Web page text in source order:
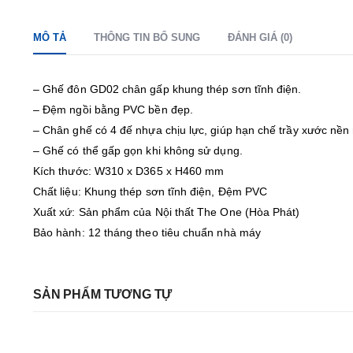
MÔ TẢ THÔNG TIN BỔ SUNG ĐÁNH GIÁ (0)
– Ghế đôn GD02 chân gấp khung thép sơn tĩnh điện.
– Đệm ngồi bằng PVC bền đẹp.
– Chân ghế có 4 đế nhựa chịu lực, giúp hạn chế trầy xước nền
– Ghế có thể gấp gọn khi không sử dụng.
Kích thước: W310 x D365 x H460 mm
Chất liệu: Khung thép sơn tĩnh điện, Đệm PVC
Xuất xứ: Sản phẩm của Nội thất The One (Hòa Phát)
Bảo hành: 12 tháng theo tiêu chuẩn nhà máy
SẢN PHẨM TƯƠNG TỰ